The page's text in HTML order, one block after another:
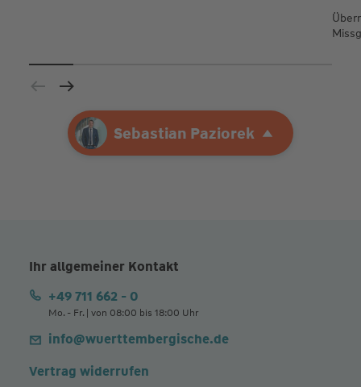
Ihre AgenturSebastian Paziorek
Sebastian Paziorek
Ihr allgemeiner Kontakt
+49 711 662 - 0
Mo. - Fr. | von 08:00 bis 18:00 Uhr
info@wuerttembergische.de
Vertrag widerrufen